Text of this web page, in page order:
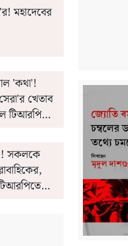
মহাদেবের
'কথা'!
খেতাব
টিআরপি
সকলকে